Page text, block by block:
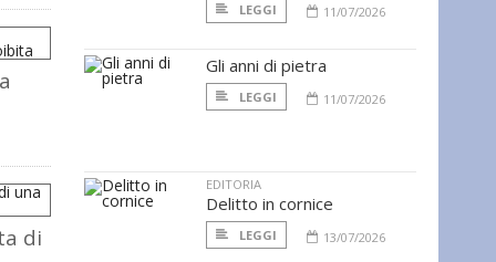
di
LEGGI 11/07/2026
Gli anni di pietra
LEGGI 11/07/2026
EDITORIA
Delitto in cornice
LEGGI 13/07/2026